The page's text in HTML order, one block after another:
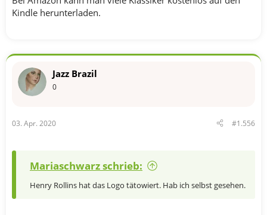
Kindle herunterladen.
Jazz Brazil
0
03. Apr. 2020 #1.556
Mariaschwarz schrieb:
Henry Rollins hat das Logo tätowiert. Hab ich selbst gesehen.